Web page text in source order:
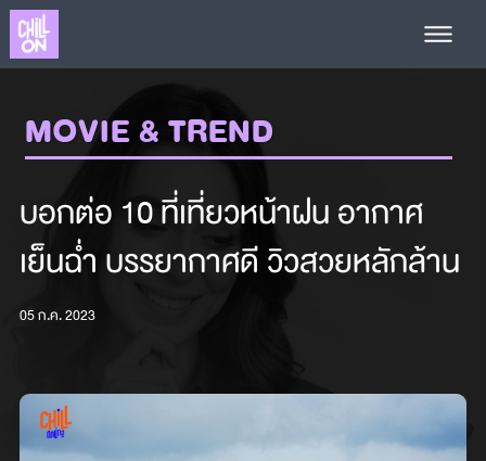
MOVIE & TREND
บอกต่อ 10 ที่เที่ยวหน้าฝน อากาศ
เย็นฉ่ำ บรรยากาศดี วิวสวยหลักล้าน
05 ก.ค. 2023